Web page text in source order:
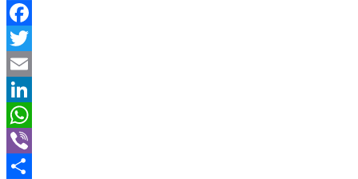
Facebook
Twitter
Email
LinkedIn
WhatsApp
Viber